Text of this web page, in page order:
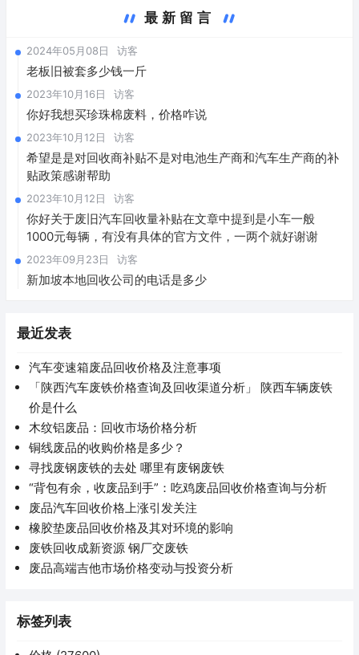
最新留言
2024年05月08日 访客
老板旧被套多少钱一斤
2023年10月16日 访客
你好我想买珍珠棉废料，价格咋说
2023年10月12日 访客
希望是是对回收商补贴不是对电池生产商和汽车生产商的补
贴政策感谢帮助
2023年10月12日 访客
你好关于废旧汽车回收量补贴在文章中提到是小车一般
1000元每辆，有没有具体的官方文件，一两个就好谢谢
2023年09月23日 访客
新加坡本地回收公司的电话是多少
最近发表
汽车变速箱废品回收价格及注意事项
「陕西汽车废铁价格查询及回收渠道分析」 陕西车辆废铁
价是什么
木纹铝废品：回收市场价格分析
铜线废品的收购价格是多少？
寻找废钢废铁的去处 哪里有废钢废铁
“背包有余，收废品到手”：吃鸡废品回收价格查询与分析
废品汽车回收价格上涨引发关注
橡胶垫废品回收价格及其对环境的影响
废铁回收成新资源 钢厂交废铁
废品高端吉他市场价格变动与投资分析
标签列表